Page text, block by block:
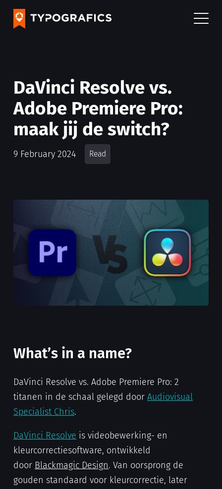
DaVinci Resolve vs.
Adobe Premiere Pro:
maak jij de switch?
9 February 2024 Read
What’s in a name?
DaVinci Resolve vs. Adobe Premiere Pro: 2
titanen in de schaal gelegd door Audiovisual
Specialist Chris.
DaVinci Resolve is videobewerking- en
kleurcorrectiesoftware, ontwikkeld
door Blackmagic Design. Van oorsprong de
gouden standaard voor kleurcorrectie, later